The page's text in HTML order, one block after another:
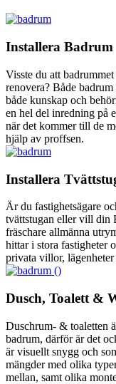
Installera Badrum
Visste du att
renovera? Både
både kunskap och
en hel del inredning på
när det kommer till de
hjälp av proffsen.
Installera
Är du fastighetsägare
tvättstugan eller vill din
fräschare allmänna
hittar i stora fastigheter
privata villor,
Dusch, Toalett &
Duschrum- & toaletten
badrum, därför är det
är visuellt snygg och
mängder med olika
mellan, samt olika